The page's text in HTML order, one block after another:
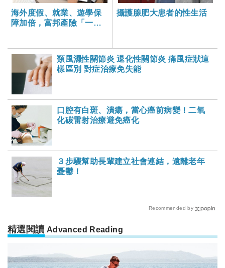
海外度假、就業、遊學保
障加倍，富邦產險「一期
攝護腺肥大患者的性生活
類風濕性關節炎 退化性關節炎 痛風症狀這
樣區別 對症治療免失能
口腔有白斑、潰瘍，當心癌前病變！二氧
化碳雷射治療避免癌化
３步驟幫助長輩建立社會連結，遠離老年
憂鬱！
Recommended by
精選閱讀 Advanced Reading